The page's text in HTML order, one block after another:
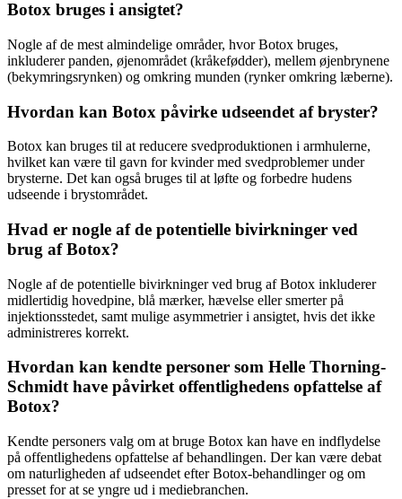
Botox bruges i ansigtet?
Nogle af de mest almindelige områder, hvor Botox bruges,
inkluderer panden, øjenområdet (kråkefødder), mellem øjenbrynene
(bekymringsrynken) og omkring munden (rynker omkring læberne).
Hvordan kan Botox påvirke udseendet af bryster?
Botox kan bruges til at reducere svedproduktionen i armhulerne,
hvilket kan være til gavn for kvinder med svedproblemer under
brysterne. Det kan også bruges til at løfte og forbedre hudens
udseende i brystområdet.
Hvad er nogle af de potentielle bivirkninger ved
brug af Botox?
Nogle af de potentielle bivirkninger ved brug af Botox inkluderer
midlertidig hovedpine, blå mærker, hævelse eller smerter på
injektionsstedet, samt mulige asymmetrier i ansigtet, hvis det ikke
administreres korrekt.
Hvordan kan kendte personer som Helle Thorning-
Schmidt have påvirket offentlighedens opfattelse af
Botox?
Kendte personers valg om at bruge Botox kan have en indflydelse
på offentlighedens opfattelse af behandlingen. Der kan være debat
om naturligheden af udseendet efter Botox-behandlinger og om
presset for at se yngre ud i mediebranchen.